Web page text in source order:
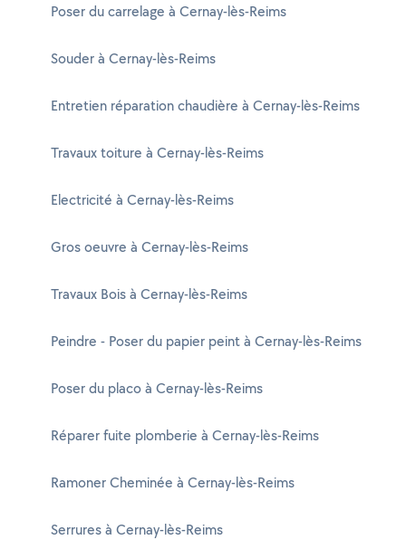
Poser du carrelage à Cernay-lès-Reims
Souder à Cernay-lès-Reims
Entretien réparation chaudière à Cernay-lès-Reims
Travaux toiture à Cernay-lès-Reims
Electricité à Cernay-lès-Reims
Gros oeuvre à Cernay-lès-Reims
Travaux Bois à Cernay-lès-Reims
Peindre - Poser du papier peint à Cernay-lès-Reims
Poser du placo à Cernay-lès-Reims
Réparer fuite plomberie à Cernay-lès-Reims
Ramoner Cheminée à Cernay-lès-Reims
Serrures à Cernay-lès-Reims